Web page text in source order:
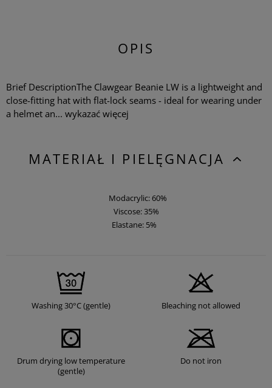
OPIS
Brief DescriptionThe Clawgear Beanie LW is a lightweight and
close-fitting hat with flat-lock seams - ideal for wearing under
a helmet an... wykazać więcej
MATERIAŁ I PIELĘGNACJA
Modacrylic: 60%
Viscose: 35%
Elastane: 5%
Washing 30°C (gentle) Bleaching not allowed
Drum drying low temperature
(gentle)
Do not iron